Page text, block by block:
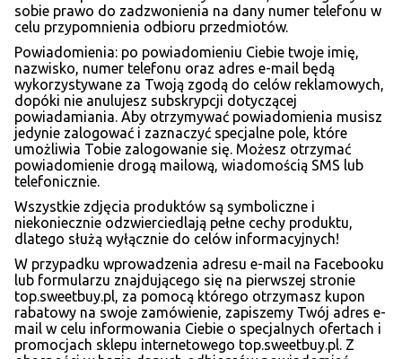
sobie prawo do zadzwonienia na dany numer telefonu w
celu przypomnienia odbioru przedmiotów.
Powiadomienia: po powiadomieniu Ciebie twoje imię,
nazwisko, numer telefonu oraz adres e-mail będą
wykorzystywane za Twoją zgodą do celów reklamowych,
dopóki nie anulujesz subskrypcji dotyczącej
powiadamiania. Aby otrzymywać powiadomienia musisz
jedynie zalogować i zaznaczyć specjalne pole, które
umożliwia Tobie zalogowanie się. Możesz otrzymać
powiadomienie drogą mailową, wiadomością SMS lub
telefonicznie.
Wszystkie zdjęcia produktów są symboliczne i
niekoniecznie odzwierciedlają pełne cechy produktu,
dlatego służą wyłącznie do celów informacyjnych!
W przypadku wprowadzenia adresu e-mail na Facebooku
lub formularzu znajdującego się na pierwszej stronie
top.sweetbuy.pl, za pomocą którego otrzymasz kupon
rabatowy na swoje zamówienie, zapiszemy Twój adres e-
mail w celu informowania Ciebie o specjalnych ofertach i
promocjach sklepu internetowego top.sweetbuy.pl. Z